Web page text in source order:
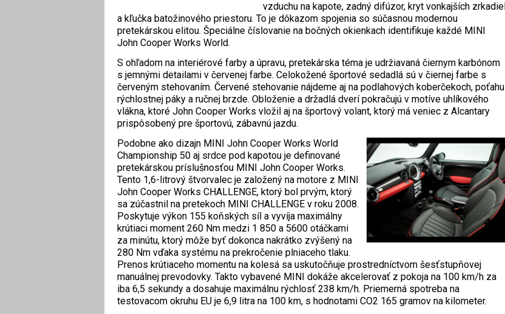
vzduchu na kapote, zadný difúzor, kryt vonkajších zrkadiel
a kľučka batožinového priestoru. To je dôkazom spojenia so súčasnou modernou
pretekárskou elitou. Špeciálne číslovanie na bočných okienkach identifikuje každé MINI
John Cooper Works World.
S ohľadom na interiérové farby a úpravu, pretekárska téma je udržiavaná čiernym karbónom
s jemnými detailami v červenej farbe. Celokožené športové sedadlá sú v čiernej farbe s
červeným stehovaním. Červené stehovanie nájdeme aj na podlahových koberčekoch, poťahu
rýchlostnej páky a ručnej brzde. Obloženie a držadlá dverí pokračujú v motíve uhlíkového
vlákna, ktoré John Cooper Works vložil aj na športový volant, ktorý má veniec z Alcantary
prispôsobený pre športovú, zábavnú jazdu.
Podobne ako dizajn MINI John Cooper Works World
Championship 50 aj srdce pod kapotou je definované
pretekárskou príslušnosťou MINI John Cooper Works.
Tento 1,6-litrový štvorvalec je založený na motore z MINI
John Cooper Works CHALLENGE, ktorý bol prvým, ktorý
sa zúčastnil na pretekoch MINI CHALLENGE v roku 2008.
Poskytuje výkon 155 koňských síl a vyvíja maximálny
krútiaci moment 260 Nm medzi 1 850 a 5600 otáčkami
za minútu, ktorý môže byť dokonca nakrátko zvýšený na
280 Nm vďaka systému na prekročenie plniaceho tlaku.
Prenos krútiaceho momentu na kolesá sa uskutočňuje prostredníctvom šesťstupňovej
manuálnej prevodovky. Takto vybavené MINI dokáže akcelerovať z pokoja na 100 km/h za
iba 6,5 sekundy a dosahuje maximálnu rýchlosť 238 km/h. Priemerná spotreba na
testovacom okruhu EU je 6,9 litra na 100 km, s hodnotami CO2 165 gramov na kilometer.